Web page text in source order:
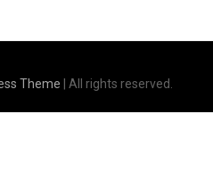
Theme | All rights reserved.